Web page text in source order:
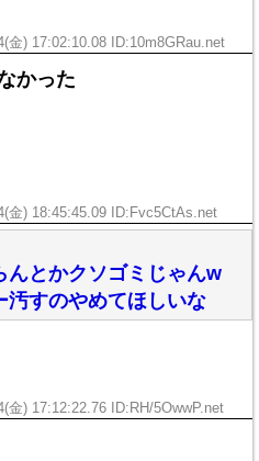
金) 17:02:10.08 ID:10m8GRau.net
かった
金) 18:45:45.09 ID:Fvc5CtAs.net
んとかクソゴミじゃんw
汚すのやめてほしいな
金) 17:12:22.76 ID:RH/5OwwP.net